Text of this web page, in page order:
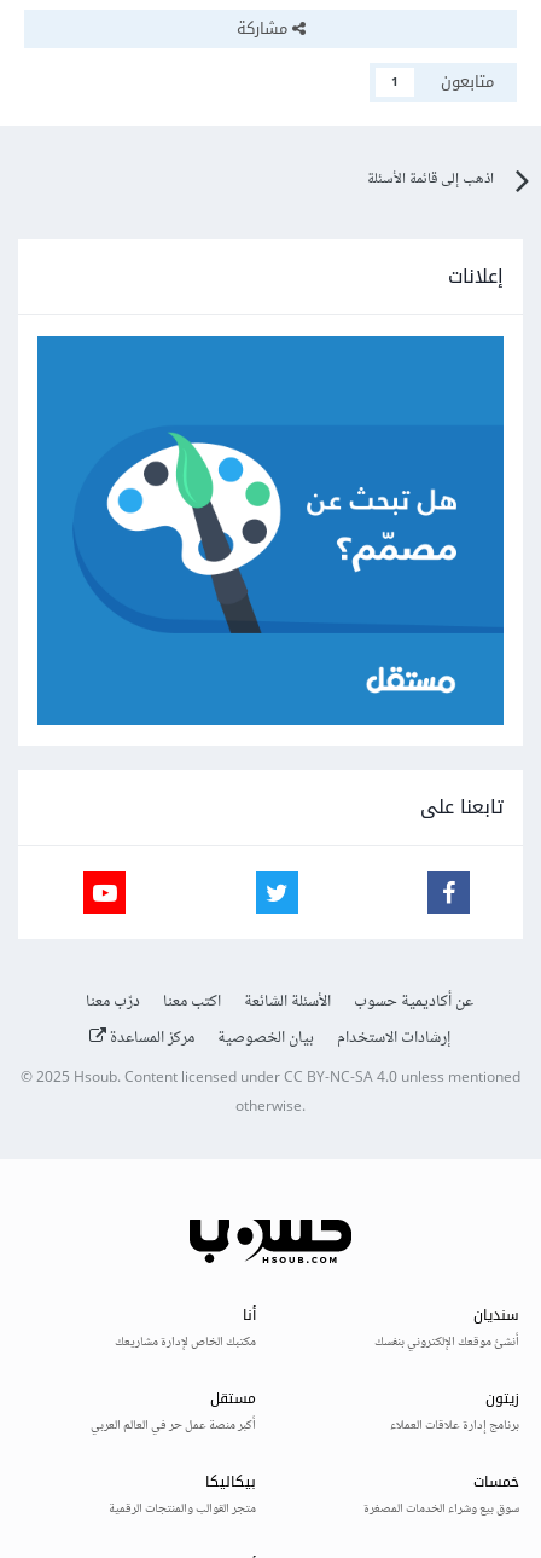
مشاركة
متابعون
1
اذهب إلى قائمة الأسئلة
إعلانات
تابعنا على
عن أكاديمية حسوب الأسئلة الشائعة اكتب معنا
درّب معنا
إرشادات الاستخدام
بيان الخصوصية مركز المساعدة
© 2025Hsoub.Content licensed underCC BY-NC-SA 4.0unless mentioned
otherwise.